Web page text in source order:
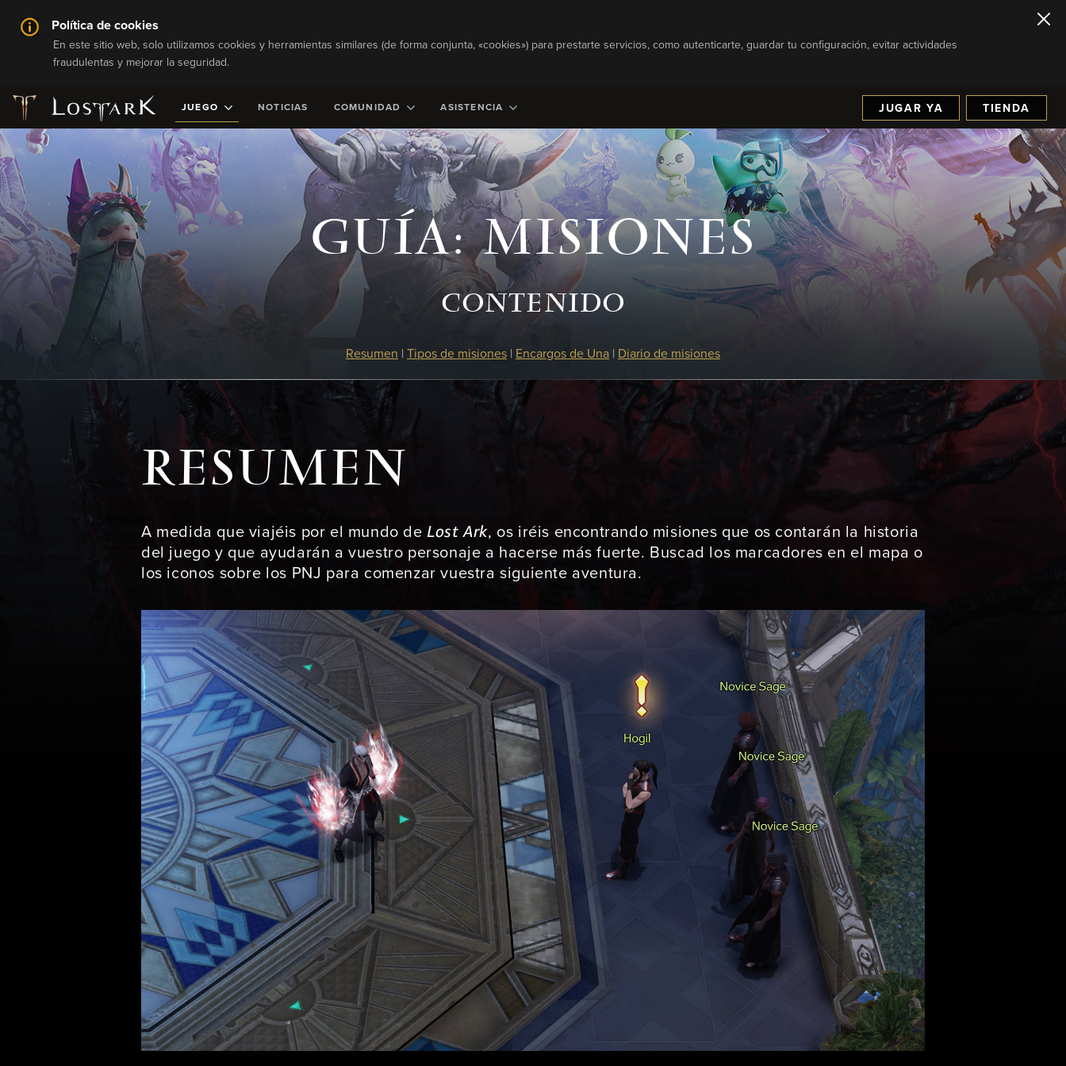
Política de cookies
En este sitio web, solo utilizamos cookies y herramientas similares (de forma conjunta, «cookies») para prestarte servicios, como autenticarte, guardar tu configuración, evitar actividades
fraudulentas y mejorar la seguridad.
JUEGO NOTICIAS COMUNIDAD ASISTENCIA JUGAR YA TIENDA
GUÍA: MISIONES
CONTENIDO
Resumen Tipos de misiones Encargos de Una Diario de misiones
RESUMEN
A medida que viajéis por el mundo de Lost Ark, os iréis encontrando misiones que os contarán la historia
del juego y que ayudarán a vuestro personaje a hacerse más fuerte. Buscad los marcadores en el mapa o
los iconos sobre los PNJ para comenzar vuestra siguiente aventura.